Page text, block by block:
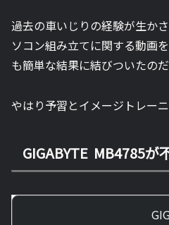
過去の車いじりの経験が生か
ソコン組み立てに関する動画
も簡単な結果に結びついたのだ
やはり予習とイメージトレー
GIGABYTE MB4785が